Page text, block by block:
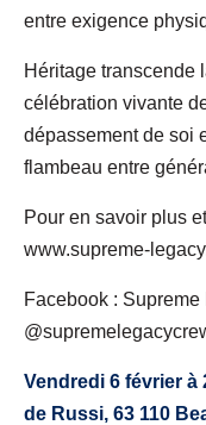
entre exigence
Héritage transcende
célébration vivante
dépassement de soi
flambeau entre
Pour en savoir plus
www.supreme-
Facebook :
Vendredi 6 février à
de Russi, 63 110